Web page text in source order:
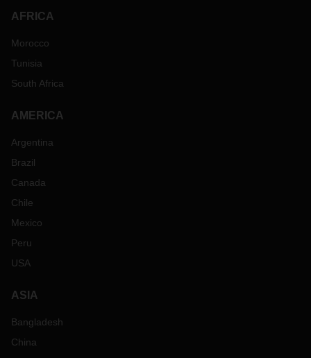
AFRICA
Morocco
Tunisia
South Africa
AMERICA
Argentina
Brazil
Canada
Chile
Mexico
Peru
USA
ASIA
Bangladesh
China